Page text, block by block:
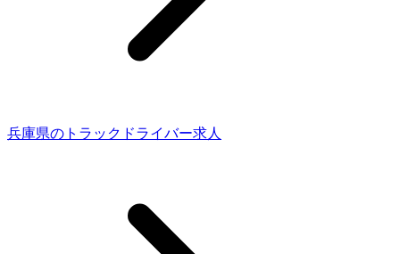
兵庫県のトラックドライバー求人